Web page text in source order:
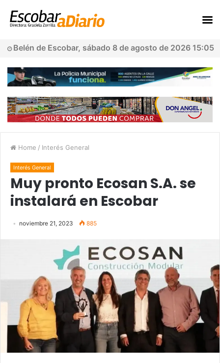
Belén de Escobar, sábado 8 de agosto de 2026 15:05
Home / Interés General
Interés General
Muy pronto Ecosan S.A. se
instalará en Escobar
noviembre 21, 2023 885